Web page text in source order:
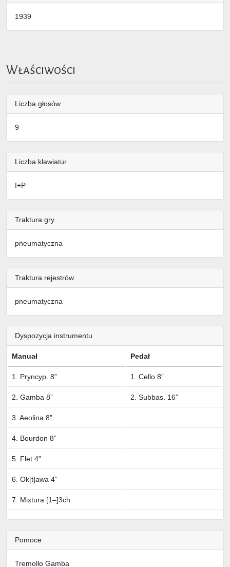
1939
Właściwości
Liczba głosów
9
Liczba klawiatur
I+P
Traktura gry
pneumatyczna
Traktura rejestrów
pneumatyczna
Dyspozycja instrumentu
Manuał Pedał
1. Pryncyp. 8” 1. Cello 8”
2. Gamba 8” 2. Subbas. 16”
3. Aeolina 8”
4. Bourdon 8”
5. Flet 4”
6. Ok[t]awa 4”
7. Mixtura [1–]3ch.
Pomoce
Tremollo Gamba